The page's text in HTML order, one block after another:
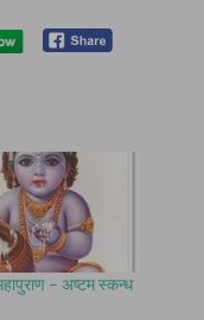
– अष्टम स्कन्ध